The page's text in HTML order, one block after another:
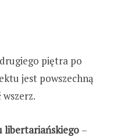
piętra po
jest powszechną
libertariańskiego –